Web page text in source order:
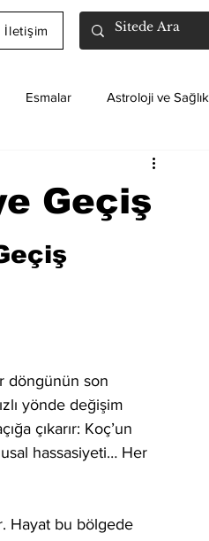
İletişim
Esmalar Astroloji ve Sağlık
Geçiş
döngünün son
yönde değişim
çıkarır: Koç’un
hassasiyeti… Her
Hayat bu bölgede